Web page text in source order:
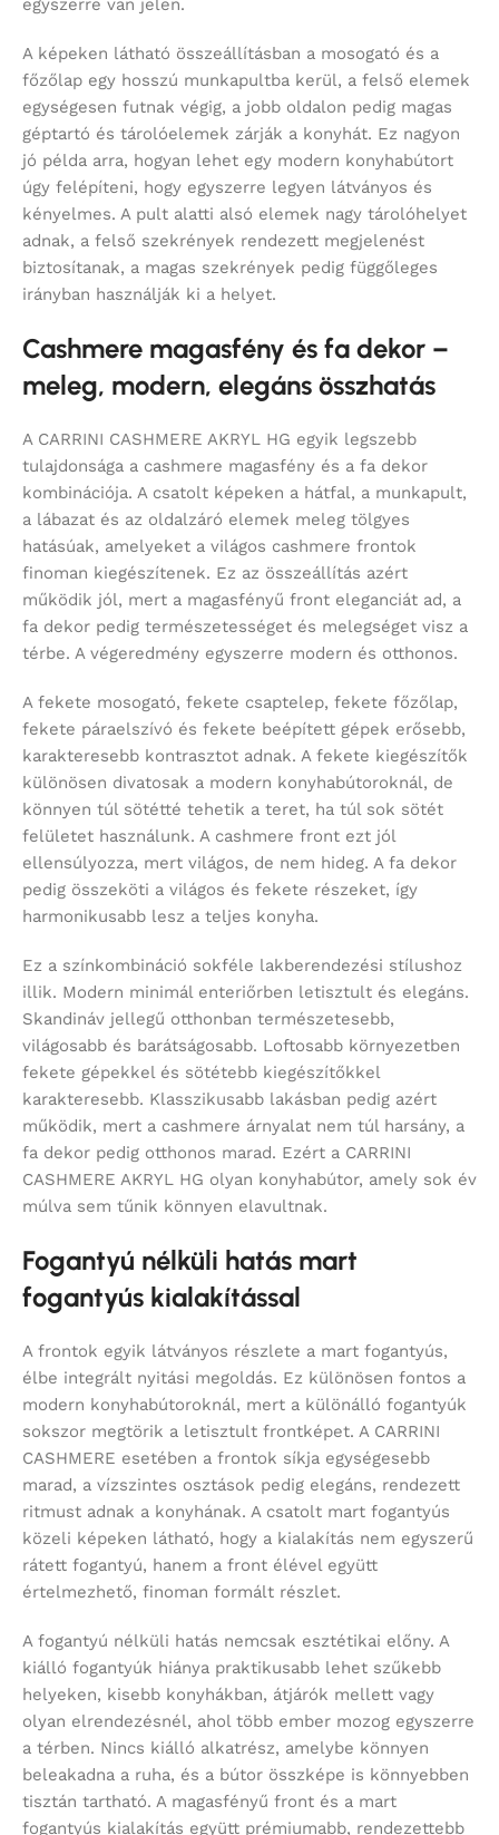
egyszerre van jelen.
A képeken látható összeállításban a mosogató és a
főzőlap egy hosszú munkapultba kerül, a felső elemek
egységesen futnak végig, a jobb oldalon pedig magas
géptartó és tárolóelemek zárják a konyhát. Ez nagyon
jó példa arra, hogyan lehet egy modern konyhabútort
úgy felépíteni, hogy egyszerre legyen látványos és
kényelmes. A pult alatti alsó elemek nagy tárolóhelyet
adnak, a felső szekrények rendezett megjelenést
biztosítanak, a magas szekrények pedig függőleges
irányban használják ki a helyet.
Cashmere magasfény és fa dekor –
meleg, modern, elegáns összhatás
A CARRINI CASHMERE AKRYL HG egyik legszebb
tulajdonsága a cashmere magasfény és a fa dekor
kombinációja. A csatolt képeken a hátfal, a munkapult,
a lábazat és az oldalzáró elemek meleg tölgyes
hatásúak, amelyeket a világos cashmere frontok
finoman kiegészítenek. Ez az összeállítás azért
működik jól, mert a magasfényű front eleganciát ad, a
fa dekor pedig természetességet és melegséget visz a
térbe. A végeredmény egyszerre modern és otthonos.
A fekete mosogató, fekete csaptelep, fekete főzőlap,
fekete páraelszívó és fekete beépített gépek erősebb,
karakteresebb kontrasztot adnak. A fekete kiegészítők
különösen divatosak a modern konyhabútoroknál, de
könnyen túl sötétté tehetik a teret, ha túl sok sötét
felületet használunk. A cashmere front ezt jól
ellensúlyozza, mert világos, de nem hideg. A fa dekor
pedig összeköti a világos és fekete részeket, így
harmonikusabb lesz a teljes konyha.
Ez a színkombináció sokféle lakberendezési stílushoz
illik. Modern minimál enteriőrben letisztult és elegáns.
Skandináv jellegű otthonban természetesebb,
világosabb és barátságosabb. Loftosabb környezetben
fekete gépekkel és sötétebb kiegészítőkkel
karakteresebb. Klasszikusabb lakásban pedig azért
működik, mert a cashmere árnyalat nem túl harsány, a
fa dekor pedig otthonos marad. Ezért a CARRINI
CASHMERE AKRYL HG olyan konyhabútor, amely sok év
múlva sem tűnik könnyen elavultnak.
Fogantyú nélküli hatás mart
fogantyús kialakítással
A frontok egyik látványos részlete a mart fogantyús,
élbe integrált nyitási megoldás. Ez különösen fontos a
modern konyhabútoroknál, mert a különálló fogantyúk
sokszor megtörik a letisztult frontképet. A CARRINI
CASHMERE esetében a frontok síkja egységesebb
marad, a vízszintes osztások pedig elegáns, rendezett
ritmust adnak a konyhának. A csatolt mart fogantyús
közeli képeken látható, hogy a kialakítás nem egyszerű
rátett fogantyú, hanem a front élével együtt
értelmezhető, finoman formált részlet.
A fogantyú nélküli hatás nemcsak esztétikai előny. A
kiálló fogantyúk hiánya praktikusabb lehet szűkebb
helyeken, kisebb konyhákban, átjárók mellett vagy
olyan elrendezésnél, ahol több ember mozog egyszerre
a térben. Nincs kiálló alkatrész, amelybe könnyen
beleakadna a ruha, és a bútor összképe is könnyebben
tisztán tartható. A magasfényű front és a mart
fogantyús kialakítás együtt prémiumabb, rendezettebb